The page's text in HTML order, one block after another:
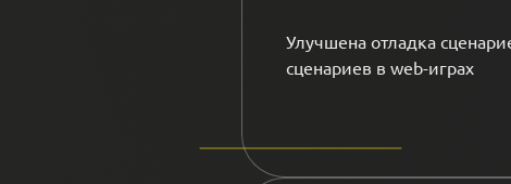
Улучшена отладка
сценариев в web-играх